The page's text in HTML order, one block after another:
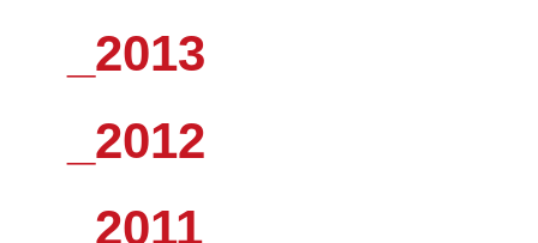
_2013
_2012
_2011